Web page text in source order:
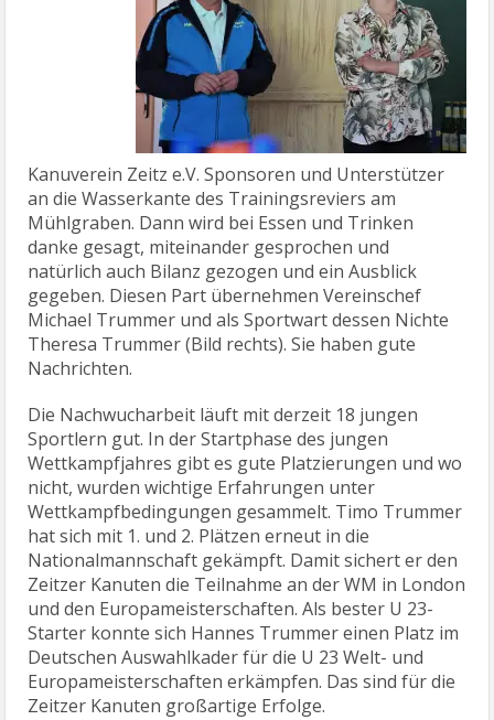
Kanuverein Zeitz e.V. Sponsoren und Unterstützer
an die Wasserkante des Trainingsreviers am
Mühlgraben. Dann wird bei Essen und Trinken
danke gesagt, miteinander gesprochen und
natürlich auch Bilanz gezogen und ein Ausblick
gegeben. Diesen Part übernehmen Vereinschef
Michael Trummer und als Sportwart dessen Nichte
Theresa Trummer (Bild rechts). Sie haben gute
Nachrichten.
Die Nachwucharbeit läuft mit derzeit 18 jungen
Sportlern gut. In der Startphase des jungen
Wettkampfjahres gibt es gute Platzierungen und wo
nicht, wurden wichtige Erfahrungen unter
Wettkampfbedingungen gesammelt. Timo Trummer
hat sich mit 1. und 2. Plätzen erneut in die
Nationalmannschaft gekämpft. Damit sichert er den
Zeitzer Kanuten die Teilnahme an der WM in London
und den Europameisterschaften. Als bester U 23-
Starter konnte sich Hannes Trummer einen Platz im
Deutschen Auswahlkader für die U 23 Welt- und
Europameisterschaften erkämpfen. Das sind für die
Zeitzer Kanuten großartige Erfolge.